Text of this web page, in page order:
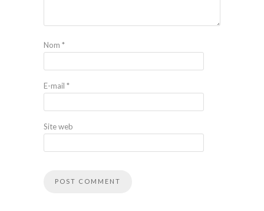
Nom *
E-mail *
Site web